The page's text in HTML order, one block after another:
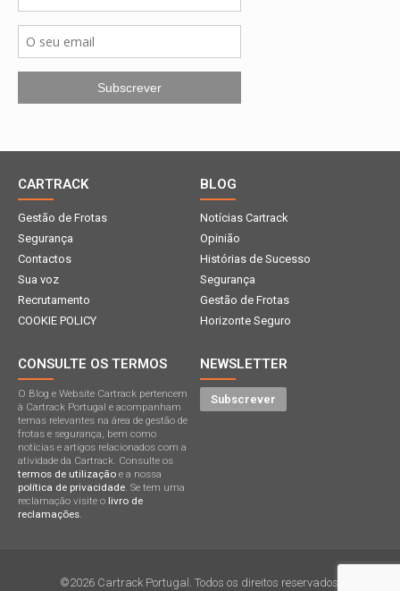
CARTRACK
Gestão de Frotas
Segurança
Contactos
Sua voz
Recrutamento
COOKIE POLICY
BLOG
Notícias Cartrack
Opinião
Histórias de Sucesso
Segurança
Gestão de Frotas
Horizonte Seguro
NEWSLETTER
Subscrever
CONSULTE OS TERMOS
O Blog e Website Cartrack pertencem
à Cartrack Portugal e acompanham
temas relevantes na área de gestão de
frotas e segurança, bem como
notícias e artigos relacionados com a
atividade da Cartrack. Consulte os
termos de utilização e a nossa
política de privacidade . Se tem uma
reclamação visite o livro de
reclamações
©2026 Cartrack Portugal. Todos os direitos reservados.